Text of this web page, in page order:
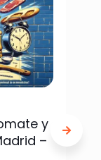
y
–